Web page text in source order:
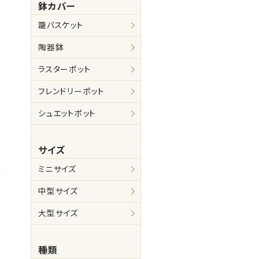
鉢カバー
籠バスケット
陶器鉢
ラスターポット
フレンドリーポット
シュエットポット
サイズ
ミニサイズ
中型サイズ
大型サイズ
種類